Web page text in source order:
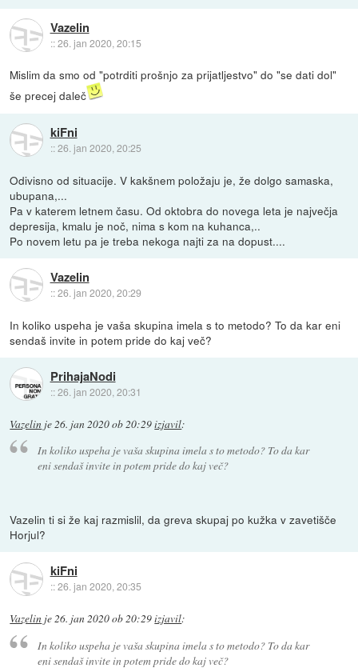
Vazelin
::26. jan 2020, 20:15
Mislim da smo od "potrditi prošnjo za prijatljestvo" do "se dati dol"
še precej daleč
kiFni
::26. jan 2020, 20:25
Odivisno od situacije. V kakšnem položaju je, že dolgo samaska,
ubupana,...
Pa v katerem letnem času. Od oktobra do novega leta je največja
depresija, kmalu je noč, nima s kom na kuhanca,..
Po novem letu pa je treba nekoga najti za na dopust....
Vazelin
::26. jan 2020, 20:29
In koliko uspeha je vaša skupina imela s to metodo? To da kar eni
sendaš invite in potem pride do kaj več?
PrihajaNodi
::26. jan 2020, 20:31
Vazelin je 26. jan 2020 ob 20:29izjavil:
In koliko uspeha je vaša skupina imela s to metodo? To da kar
eni sendaš invite in potem pride do kaj več?
Vazelin ti si že kaj razmislil, da greva skupaj po kužka v zavetišče
Horjul?
kiFni
::26. jan 2020, 20:35
Vazelin je26. jan 2020 ob 20:29izjavil:
In koliko uspeha je vaša skupina imela s to metodo? To da kar
eni sendaš invite in potem pride do kaj več?